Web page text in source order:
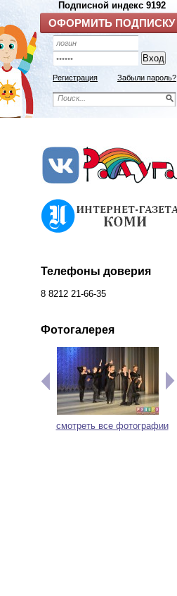
Подписной индекс 9192
ОФОРМИТЬ ПОДПИСКУ
Регистрация Забыли пароль?
Телефоны доверия
8 8212 21-66-35
Фотогалерея
смотреть все фотографии